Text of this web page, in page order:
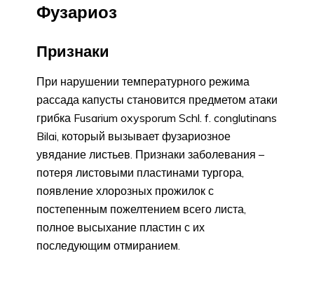
Фузариоз
Признаки
При нарушении температурного режима
рассада капусты становится предметом атаки
грибка Fusarium oxysporum Schl. f. conglutinans
Bilai, который вызывает фузариозное
увядание листьев. Признаки заболевания –
потеря листовыми пластинами тургора,
появление хлорозных прожилок с
постепенным пожелтением всего листа,
полное высыхание пластин с их
последующим отмиранием.